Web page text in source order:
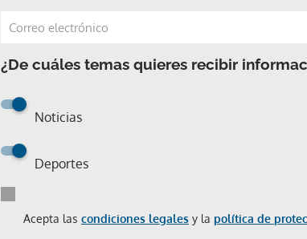
¿De cuáles temas quieres recibir
Noticias
Deportes
Acepta las condiciones legales y la política de